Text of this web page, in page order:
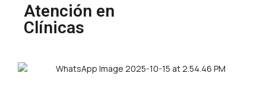
Atención en
Clínicas